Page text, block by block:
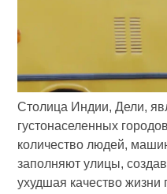
Столица Индии, Дели,
густонаселенных
количество людей,
заполняют улицы,
ухудшая качество жизни